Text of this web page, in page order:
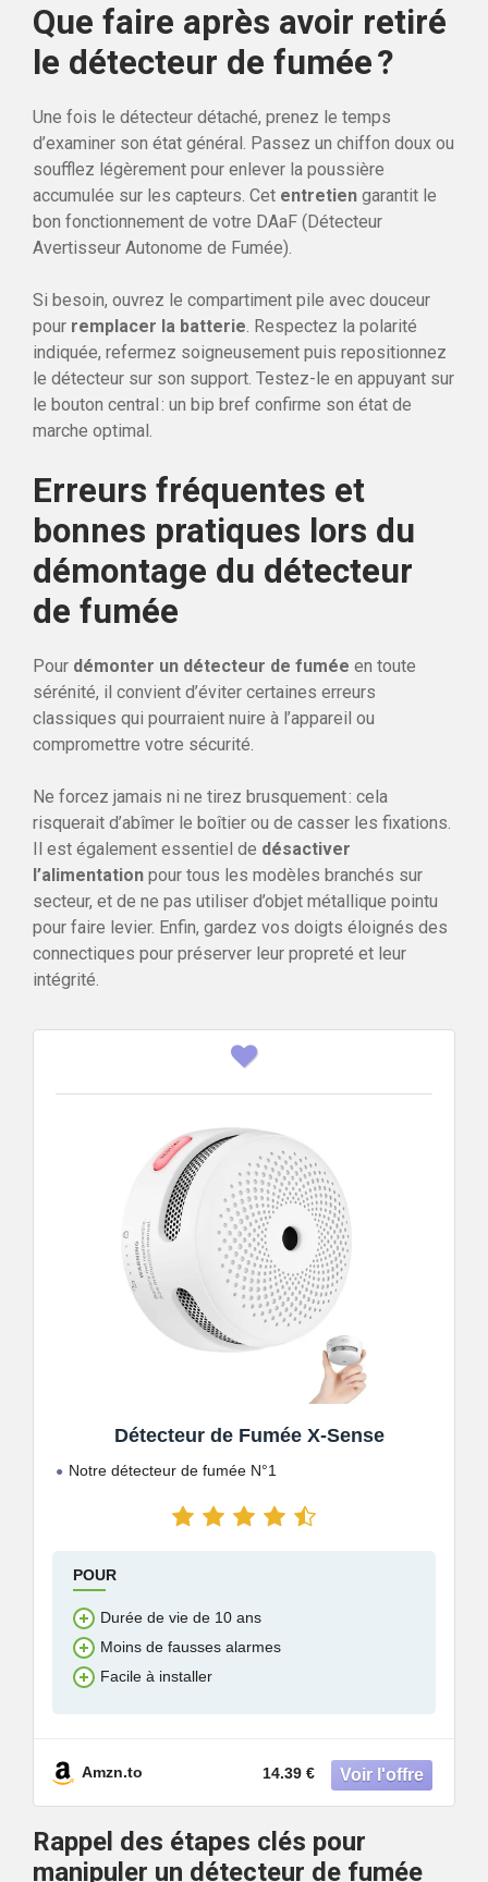
Que faire après avoir retiré
le détecteur de fumée ?
Une fois le détecteur détaché, prenez le temps
d’examiner son état général. Passez un chiffon doux ou
soufflez légèrement pour enlever la poussière
accumulée sur les capteurs. Cet entretien garantit le
bon fonctionnement de votre DAaF (Détecteur
Avertisseur Autonome de Fumée).
Si besoin, ouvrez le compartiment pile avec douceur
pour remplacer la batterie. Respectez la polarité
indiquée, refermez soigneusement puis repositionnez
le détecteur sur son support. Testez-le en appuyant sur
le bouton central : un bip bref confirme son état de
marche optimal.
Erreurs fréquentes et
bonnes pratiques lors du
démontage du détecteur
de fumée
Pour démonter un détecteur de fumée en toute
sérénité, il convient d’éviter certaines erreurs
classiques qui pourraient nuire à l’appareil ou
compromettre votre sécurité.
Ne forcez jamais ni ne tirez brusquement : cela
risquerait d’abîmer le boîtier ou de casser les fixations.
Il est également essentiel de désactiver
l’alimentation pour tous les modèles branchés sur
secteur, et de ne pas utiliser d’objet métallique pointu
pour faire levier. Enfin, gardez vos doigts éloignés des
connectiques pour préserver leur propreté et leur
intégrité.
Détecteur de Fumée X-Sense
Notre détecteur de fumée N°1
POUR
Durée de vie de 10 ans
Moins de fausses alarmes
Facile à installer
Amzn.to 14.39 €
Rappel des étapes clés pour
manipuler un détecteur de fumée